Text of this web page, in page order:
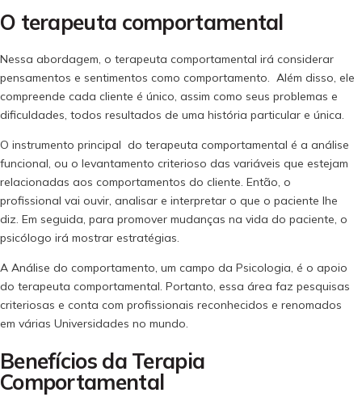
O terapeuta comportamental
Nessa abordagem, o terapeuta comportamental irá considerar
pensamentos e sentimentos como comportamento. Além disso, ele
compreende cada cliente é único, assim como seus problemas e
dificuldades, todos resultados de uma história particular e única.
O instrumento principal do terapeuta comportamental é a análise
funcional, ou o levantamento criterioso das variáveis que estejam
relacionadas aos comportamentos do cliente. Então, o
profissional vai ouvir, analisar e interpretar o que o paciente lhe
diz. Em seguida, para promover mudanças na vida do paciente, o
psicólogo irá mostrar estratégias.
A Análise do comportamento, um campo da Psicologia, é o apoio
do terapeuta comportamental. Portanto, essa área faz pesquisas
criteriosas e conta com profissionais reconhecidos e renomados
em várias Universidades no mundo.
Benefícios da Terapia
Comportamental